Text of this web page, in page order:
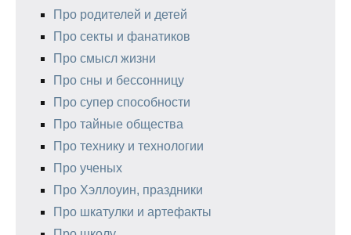
Про родителей и детей
Про секты и фанатиков
Про смысл жизни
Про сны и бессонницу
Про супер способности
Про тайные общества
Про технику и технологии
Про ученых
Про Хэллоуин, праздники
Про шкатулки и артефакты